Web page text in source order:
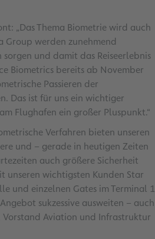
„Das Thema Biometrie wird auch
Group werden zunehmend
und damit das Reiseerlebnis
Biometrics bereits ab November
Passieren der
Das ist für uns ein wichtiger
Flughafen ein großer Pluspunkt.“
Verfahren bieten unseren
und – gerade in heutigen Zeiten
auch größere Sicherheit
unseren wichtigsten Kunden Star
und einzelnen Gates im Terminal 1
sukzessive ausweiten – auch
Vorstand Aviation und Infrastruktur